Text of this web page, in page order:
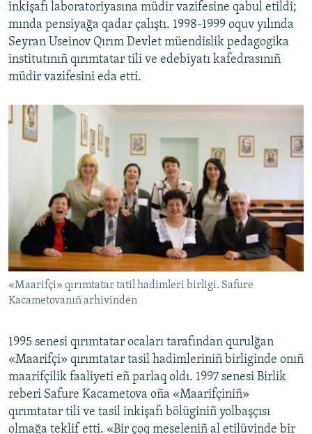
inkişafı laboratoriyasına müdir vazifesine qabul etildi;
mında pensiyağa qadar çalıştı. 1998-1999 oquv yılında
Seyran Useinov Qırım Devlet müendislik pedagogika
institutınıñ qırımtatar tili ve edebiyatı kafedrasınıñ
müdir vazifesini eda etti.
«Maarifçi» qırımtatar tatil hadimleri birligi. Safure
Kacametovanıñ arhivinden
1995 senesi qırımtatar ocaları tarafından qurulğan
«Maarifçi» qırımtatar tasil hadimleriniñ birliginde onıñ
maarifçilik faaliyeti eñ parlaq oldı. 1997 senesi Birlik
reberi Safure Kacametova oña «Maarifçiniñ»
qırımtatar tili ve tasil inkişafı bölüginiñ yolbaşçısı
olmağa teklif etti. «Bir çoq meseleniñ al etilüvinde bir